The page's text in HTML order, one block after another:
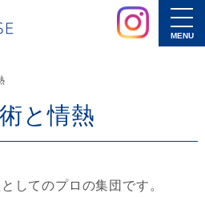
MENU
と情熱
してのプロの集団です。